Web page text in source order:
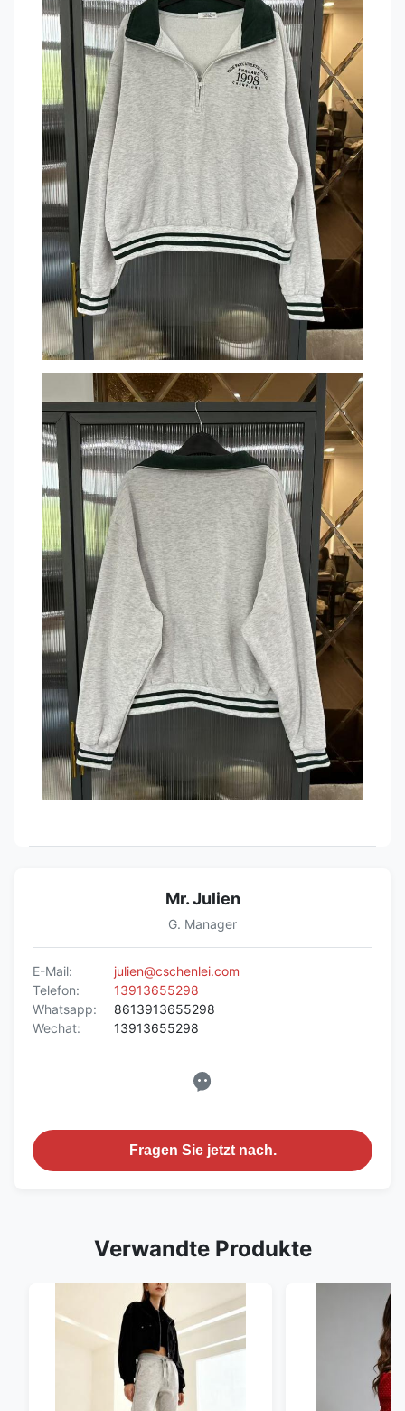
Mr. Julien
G. Manager
E-Mail:
julien@cschenlei.com
Telefon:
13913655298
Whatsapp:
8613913655298
Wechat:
13913655298
Fragen Sie jetzt nach.
Verwandte Produkte